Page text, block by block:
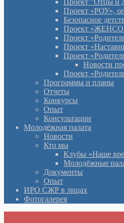
Проект "Отцы и
Проект «РОУ»,
Безопасное
Проект
Проект
Проект
Проект
Новости
Проект
Программы и планы
Отчеты
Конкурсы
Опыт
Консультации
Молодёжная палата
Новости
Кто мы
Клубы «Наше
Молодёжные
Документы
Опыт
ИРО СЖР в лицах
Фотогалерея